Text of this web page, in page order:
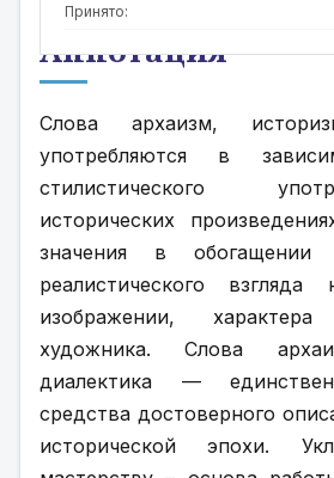
Аннотация
Слова архаизм,
употребляются в
стилистического
исторических
значения в обогащении
реалистического
изображении,
художника. Слова
диалектика —
средства достоверного
исторической эпохи.
Принято: